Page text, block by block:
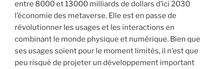
entre 8000 et 13000 milliards de dollars d’ici 2030
l’économie des metaverse. Elle est en passe de
révolutionner les usages et les interactions en
combinant le monde physique et numérique. Bien que
ses usages soient pour le moment limités, il n’est que
peu risqué de projeter un développement important